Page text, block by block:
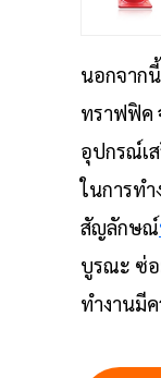
นอกจาก
ทราฟฟิค
อุปกรณ์เ
ในการท
สัญลักษณ์
บูรณะ ซ่อ
ทำงานมี